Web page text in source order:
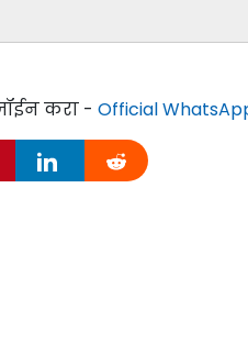
करा - Official